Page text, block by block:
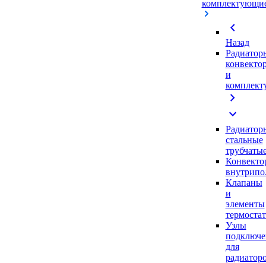
chevron_left
Назад
и
chevron_right
expand_more
стальные
Клапаны
и
элементы
Узлы
для